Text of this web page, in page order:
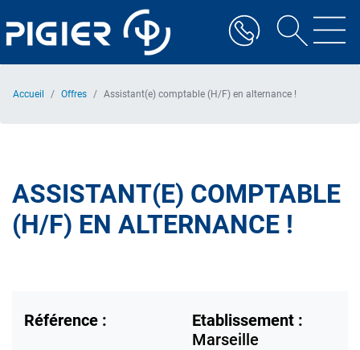
au
contenu
Accueil Offres Assistant(e) comptable (H/F) en alternance !
ASSISTANT(E) COMPTABLE
(H/F) EN ALTERNANCE !
Référence :
Etablissement :
Marseille